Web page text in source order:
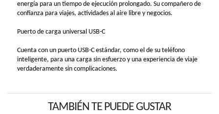
energía para un tiempo de ejecución prolongado. Su compañero de
confianza para viajes, actividades al aire libre y negocios.
Puerto de carga universal USB-C
Cuenta con un puerto USB-C estándar, como el de su teléfono
inteligente, para una carga sin esfuerzo y una experiencia de viaje
verdaderamente sin complicaciones.
TAMBIÉN TE PUEDE GUSTAR